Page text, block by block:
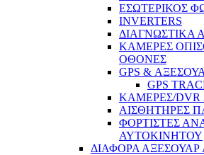
ΕΣΩΤΕΡΙΚΟΣ
INVERTERS
ΔΙΑΓΝΩΣΤΙΚΑ
ΚΑΜΕΡΕΣ
ΟΘΟΝΕΣ
GPS &
GPS
ΚΑΜΕΡΕΣ/
ΑΙΣΘΗΤΗΡΕΣ
ΦΟΡΤΙΣΤΕΣ
ΑΥΤΟΚΙΝΗΤΟΥ
ΔΙΑΦΟΡΑ